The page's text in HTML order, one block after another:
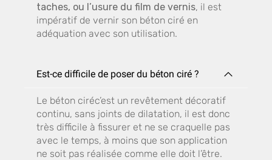
taches, ou l’usure du film de vernis, il est
impératif de vernir son béton ciré en
adéquation avec son utilisation.
Est-ce difficile de poser du béton ciré ?
Le béton ciréc’est un revêtement décoratif
continu, sans joints de dilatation, il est donc
très difficile à fissurer et ne se craquelle pas
avec le temps, à moins que son application
ne soit pas réalisée comme elle doit l’être.